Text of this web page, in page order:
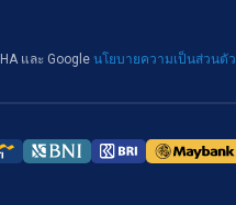
และ Google นโยบายความเป็นส่วนตัว